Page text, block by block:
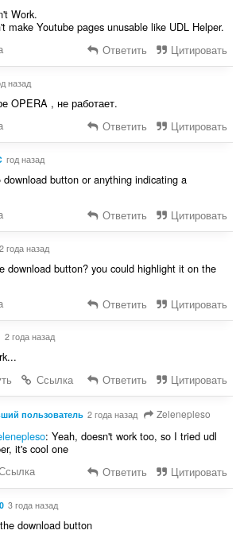
Work.
make Youtube pages unusable like UDL Helper.
Ответить Цитировать
назад
OPERA , не работает.
Ответить Цитировать
год назад
download button or anything indicating a
Ответить Цитировать
2 года назад
download button? you could highlight it on the
Ответить Цитировать
2 года назад
Ссылка Ответить Цитировать
пользователь 2 года назад Zelenepleso
: Yeah, doesn't work too, so I tried udl
it's cool one
Ответить Цитировать
3 года назад
download button